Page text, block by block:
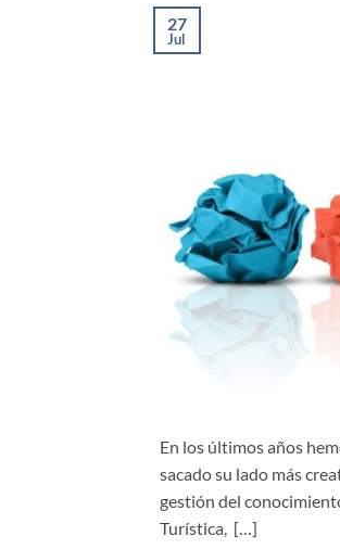
27
Jul
En los últimos años
sacado su lado más
gestión del
Turística, […]